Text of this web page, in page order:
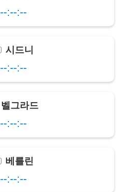
--:--:--
시드니
--:--:--
벨그라드
--:--:--
베를린
--:--:--